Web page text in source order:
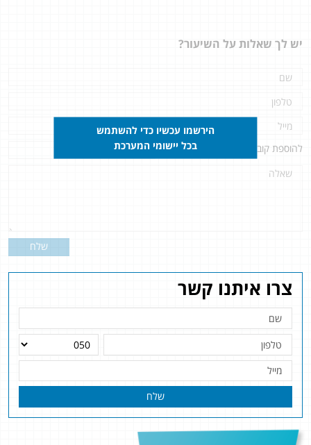
צרו איתנו קשר
שלח
יש לך שאלות על השיעור?
להוספת קובץ
שלח
הירשמו עכשיו כדי להשתמש
בכל יישומי המערכת